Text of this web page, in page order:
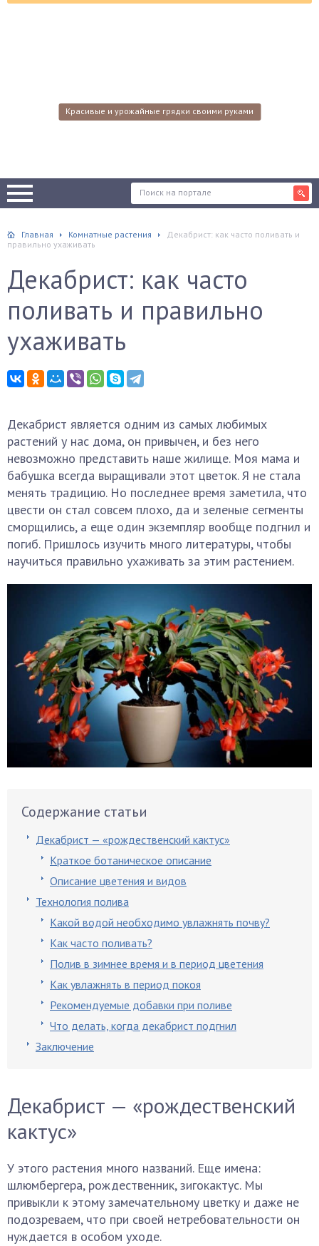
Красивые и урожайные грядки своими руками
Главная Комнатные растения
Декабрист: как часто поливать и
правильно ухаживать
Декабрист: как часто
поливать и правильно
ухаживать
Декабрист является одним из самых любимых
растений у нас дома, он привычен, и без него
невозможно представить наше жилище. Моя мама и
бабушка всегда выращивали этот цветок. Я не стала
менять традицию. Но последнее время заметила, что
цвести он стал совсем плохо, да и зеленые сегменты
сморщились, а еще один экземпляр вообще подгнил и
погиб. Пришлось изучить много литературы, чтобы
научиться правильно ухаживать за этим растением.
Содержание статьи
Декабрист — «рождественский кактус»
Краткое ботаническое описание
Описание цветения и видов
Технология полива
Какой водой необходимо увлажнять почву?
Как часто поливать?
Полив в зимнее время и в период цветения
Как увлажнять в период покоя
Рекомендуемые добавки при поливе
Что делать, когда декабрист подгнил
Заключение
Декабрист — «рождественский
кактус»
У этого растения много названий. Еще имена:
шлюмбергера, рождественник, зигокактус. Мы
привыкли к этому замечательному цветку и даже не
подозреваем, что при своей нетребовательности он
нуждается в особом уходе.